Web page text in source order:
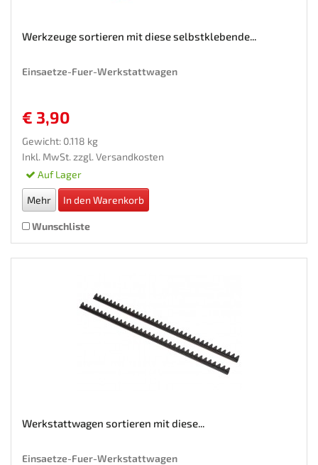
Werkzeuge sortieren mit diese selbstklebende...
Einsaetze-Fuer-Werkstattwagen
€ 3,90
Gewicht: 0.118 kg
Inkl. MwSt. zzgl. Versandkosten
Auf Lager
Mehr In den Warenkorb
Wunschliste
Werkstattwagen sortieren mit diese...
Einsaetze-Fuer-Werkstattwagen